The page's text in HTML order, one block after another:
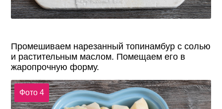
Промешиваем нарезанный топинамбур с солью
и растительным маслом. Помещаем его в
жаропрочную форму.
Фото 4